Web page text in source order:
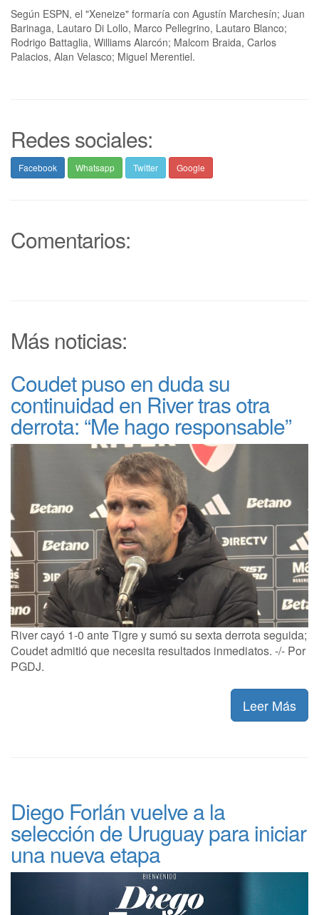
Según ESPN, el "Xeneize" formaría con Agustín Marchesín; Juan
Barinaga, Lautaro Di Lollo, Marco Pellegrino, Lautaro Blanco;
Rodrigo Battaglia, Williams Alarcón; Malcom Braida, Carlos
Palacios, Alan Velasco; Miguel Merentiel.
Redes sociales:
Facebook Whatsapp Twitter Google
Comentarios:
Más noticias:
Coudet puso en duda su
continuidad en River tras otra
derrota: “Me hago responsable”
River cayó 1-0 ante Tigre y sumó su sexta derrota seguida;
Coudet admitió que necesita resultados inmediatos. -/- Por
PGDJ.
Leer Más
Diego Forlán vuelve a la
selección de Uruguay para iniciar
una nueva etapa